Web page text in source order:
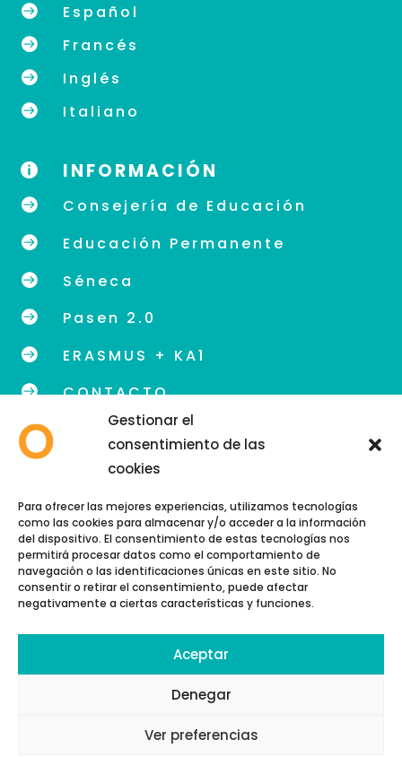
Gestionar el
consentimiento de las
cookies
Para ofrecer las mejores experiencias, utilizamos tecnologías
como las cookies para almacenar y/o acceder a la información
del dispositivo. El consentimiento de estas tecnologías nos
permitirá procesar datos como el comportamiento de
navegación o las identificaciones únicas en este sitio. No
consentir o retirar el consentimiento, puede afectar
negativamente a ciertas características y funciones.
Aceptar
Denegar
Ver preferencias
 Español
 Francés
 Inglés
 Italiano
 INFORMACIÓN
 Consejería de Educación
 Educación Permanente
 Séneca
 Pasen 2.0
 ERASMUS + KA1
 CONTACTO
Teléfono: 958 89 48 54
Copyright © 2026 | EOI GRANADA
Política de cookies
Aviso Legal